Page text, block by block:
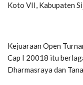
Koto VII, Kabupaten
Kejuaraan Open
Cap I 20018 itu
Dharmasraya dan